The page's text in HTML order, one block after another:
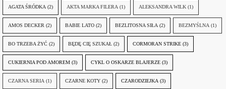
AGATA ŚRÓDKA (2) AKTA MARKA FILERA (1) ALEKSANDRA WILK (1)
AMOS DECKER (2) BABIE LATO (2) BEZLITOSNA SIŁA (2) BEZMYŚLNA (1)
BO TRZEBA ŻYĆ (2) BĘDĘ CIĘ SZUKAŁ (2) CORMORAN STRIKE (3)
CUKIERNIA POD AMOREM (3) CYKL O OSKARZE BLAJERZE (3)
CZARNA SERIA (1) CZARNE KOTY (2) CZARODZIEJKA (3)